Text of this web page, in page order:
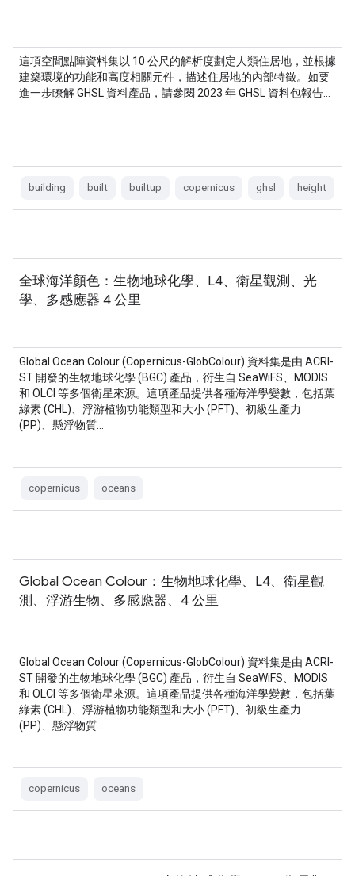
這項空間點陣資料集以 10 公尺的解析度劃定人類住居地，並根據
建築環境的功能和高度相關元件，描述住居地的內部特徵。如要
進一步瞭解 GHSL 資料產品，請參閱 2023 年 GHSL 資料包報告…
building built builtup copernicus ghsl height
全球海洋顏色：生物地球化學、L4、衛星觀測、光
學、多感應器 4 公里
Global Ocean Colour (Copernicus-GlobColour) 資料集是由 ACRI-
ST 開發的生物地球化學 (BGC) 產品，衍生自 SeaWiFS、MODIS
和 OLCI 等多個衛星來源。這項產品提供各種海洋學變數，包括葉
綠素 (CHL)、浮游植物功能類型和大小 (PFT)、初級生產力
(PP)、懸浮物質…
copernicus oceans
Global Ocean Colour：生物地球化學、L4、衛星觀
測、浮游生物、多感應器、4 公里
Global Ocean Colour (Copernicus-GlobColour) 資料集是由 ACRI-
ST 開發的生物地球化學 (BGC) 產品，衍生自 SeaWiFS、MODIS
和 OLCI 等多個衛星來源。這項產品提供各種海洋學變數，包括葉
綠素 (CHL)、浮游植物功能類型和大小 (PFT)、初級生產力
(PP)、懸浮物質…
copernicus oceans